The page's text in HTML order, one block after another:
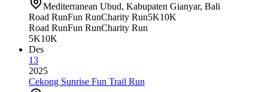
Mediterranean Ubud, Kabupaten Gianyar, Bali
Road RunFun RunCharity Run5K10K
Road RunFun RunCharity Run
5K10K
Des
13
2025
Cekong Sunrise Fun Trail Run